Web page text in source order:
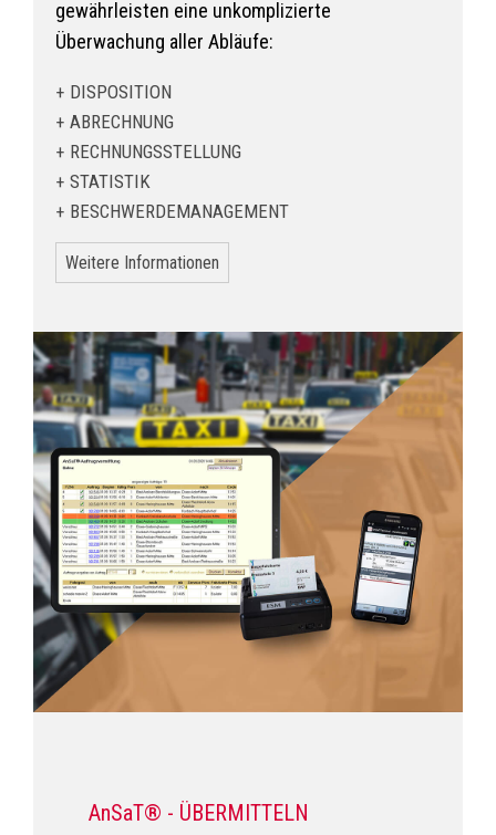
gewährleisten eine unkomplizierte
Überwachung aller Abläufe:
DISPOSITION
ABRECHNUNG
RECHNUNGSSTELLUNG
STATISTIK
BESCHWERDEMANAGEMENT
Weitere Informationen
AnSaT® - ÜBERMITTELN